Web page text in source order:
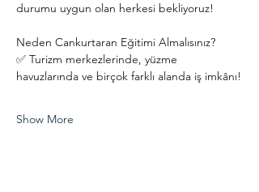
durumu uygun olan herkesi bekliyoruz!
Neden Cankurtaran Eğitimi Almalısınız?
✅ Turizm merkezlerinde, yüzme
havuzlarında ve birçok farklı alanda iş imkânı!
Show More